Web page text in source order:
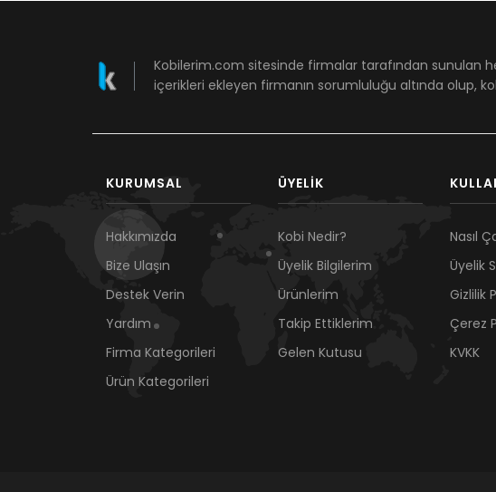
Kobilerim.com sitesinde firmalar tarafından sunulan
içerikleri ekleyen firmanın sorumluluğu altında olup,
KURUMSAL
Hakkımızda
Bize Ulaşın
Destek Verin
Yardım
Firma Kategorileri
Ürün Kategorileri
ÜYELIK
Kobi Nedir?
Üyelik Bilgilerim
Ürünlerim
Takip Ettiklerim
Gelen Kutusu
Nasıl
Üyelik
Gizlilik
Çerez
KVKK